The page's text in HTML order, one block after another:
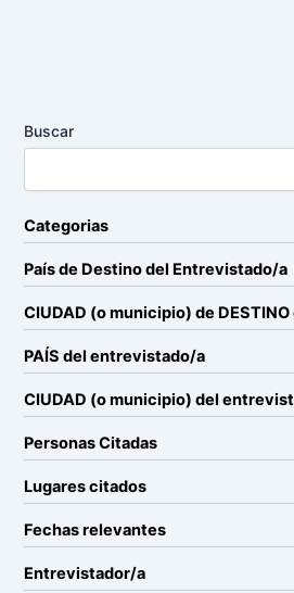
Buscar
Categorias
País de Destino del Entrevistado/a
CIUDAD (o municipio) de
PAÍS del entrevistado/a
CIUDAD (o municipio) del
Personas Citadas
Lugares citados
Fechas relevantes
Entrevistador/a